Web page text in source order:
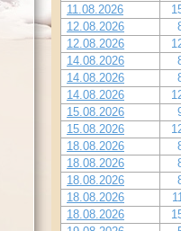
11.08.2026
12.08.2026
12.08.2026
14.08.2026
14.08.2026
14.08.2026
15.08.2026
15.08.2026
18.08.2026
18.08.2026
18.08.2026
18.08.2026
18.08.2026